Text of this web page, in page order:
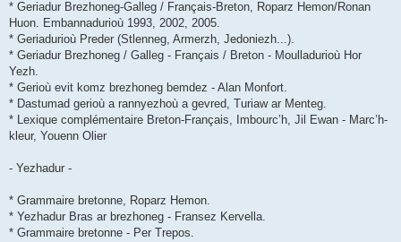
* Geriadur Brezhoneg-Galleg / Français-Breton, Roparz Hemon/Ronan
Huon. Embannadurioù 1993, 2002, 2005.
* Geriadurioù Preder (Stlenneg, Armerzh, Jedoniezh...).
* Geriadur Brezhoneg / Galleg - Français / Breton - Moulladurioù Hor
Yezh.
* Gerioù evit komz brezhoneg bemdez - Alan Monfort.
* Dastumad gerioù a rannyezhoù a gevred, Turiaw ar Menteg.
* Lexique complémentaire Breton-Français, Imbourc’h, Jil Ewan - Marc’h-
kleur, Youenn Olier
- Yezhadur -
* Grammaire bretonne, Roparz Hemon.
* Yezhadur Bras ar brezhoneg - Fransez Kervella.
* Grammaire bretonne - Per Trepos.